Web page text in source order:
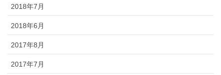
2018年7月
2018年6月
2017年8月
2017年7月